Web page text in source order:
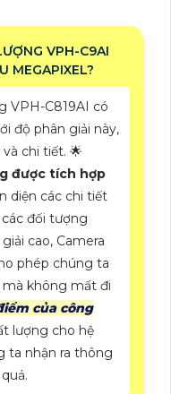
VPH-C9AI
MEGAPIXEL?
VPH-C819AI có
độ phân giải này,
chi tiết. 🌟
được tích hợp
diện các chi tiết
đối tượng
cao, Camera
phép chúng ta
không mất đi
của công
lượng cho hệ
ta nhận ra thông